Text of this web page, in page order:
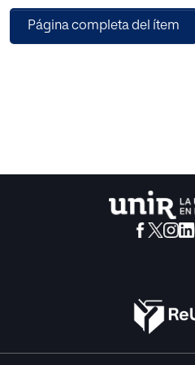
Página completa del ítem